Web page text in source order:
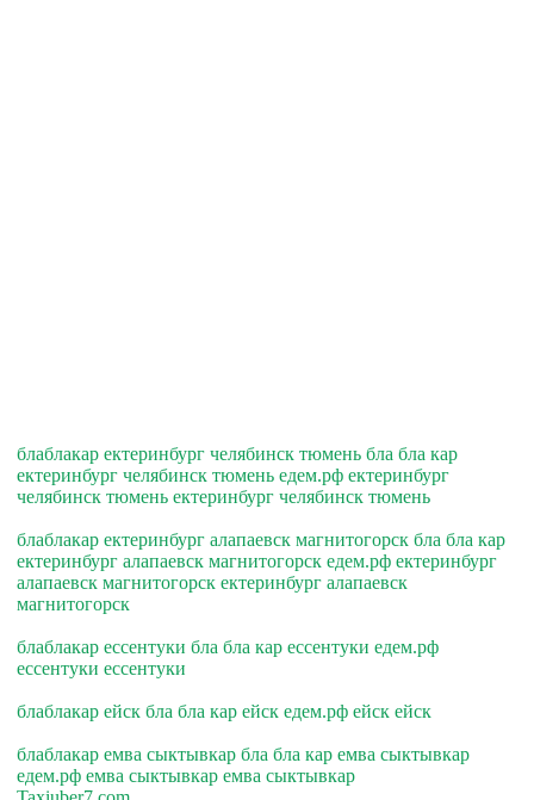
блаблакар ектеринбург челябинск тюмень бла бла кар
ектеринбург челябинск тюмень едем.рф ектеринбург
челябинск тюмень ектеринбург челябинск тюмень
блаблакар ектеринбург алапаевск магнитогорск бла бла кар
ектеринбург алапаевск магнитогорск едем.рф ектеринбург
алапаевск магнитогорск ектеринбург алапаевск
магнитогорск
блаблакар ессентуки бла бла кар ессентуки едем.рф
ессентуки ессентуки
блаблакар ейск бла бла кар ейск едем.рф ейск ейск
блаблакар емва сыктывкар бла бла кар емва сыктывкар
едем.рф емва сыктывкар емва сыктывкар